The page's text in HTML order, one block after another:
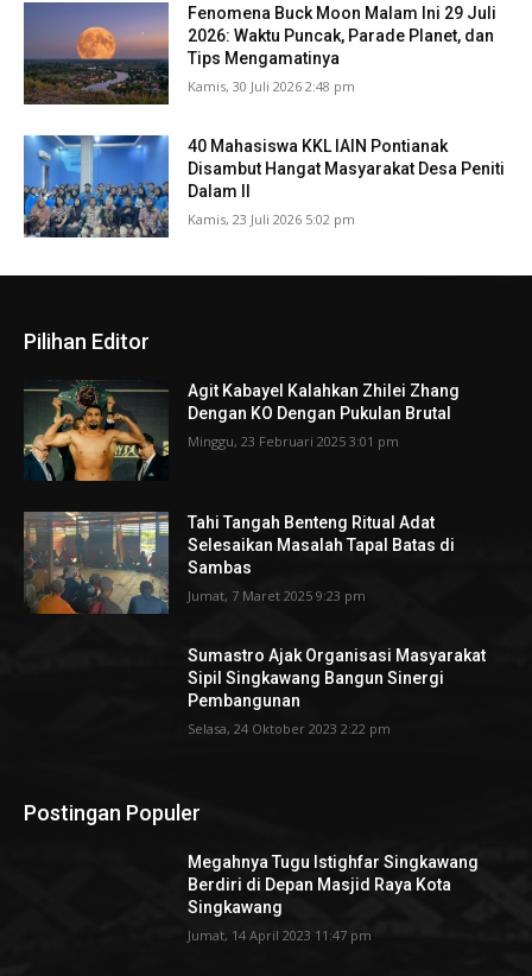
Fenomena Buck Moon Malam Ini 29 Juli
2026: Waktu Puncak, Parade Planet, dan
Tips Mengamatinya
Kamis, 30 Juli 2026 2:48 pm
40 Mahasiswa KKL IAIN Pontianak
Disambut Hangat Masyarakat Desa Peniti
Dalam II
Kamis, 23 Juli 2026 5:02 pm
Pilihan Editor
Agit Kabayel Kalahkan Zhilei Zhang
Dengan KO Dengan Pukulan Brutal
Minggu, 23 Februari 2025 3:01 pm
Tahi Tangah Benteng Ritual Adat
Selesaikan Masalah Tapal Batas di
Sambas
Jumat, 7 Maret 2025 9:23 pm
Sumastro Ajak Organisasi Masyarakat
Sipil Singkawang Bangun Sinergi
Pembangunan
Selasa, 24 Oktober 2023 2:22 pm
Postingan Populer
Megahnya Tugu Istighfar Singkawang
Berdiri di Depan Masjid Raya Kota
Singkawang
Jumat, 14 April 2023 11:47 pm